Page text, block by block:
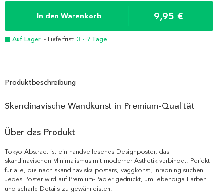
In den Warenkorb 9,95 €
Auf Lager - Lieferfrist: 3 - 7 Tage
Produktbeschreibung
Skandinavische Wandkunst in Premium-Qualität
Über das Produkt
Tokyo Abstract ist ein handverlesenes Designposter, das
skandinavischen Minimalismus mit moderner Ästhetik verbindet. Perfekt
für alle, die nach skandinaviska posters, väggkonst, inredning suchen.
Jedes Poster wird auf Premium-Papier gedruckt, um lebendige Farben
und scharfe Details zu gewährleisten.